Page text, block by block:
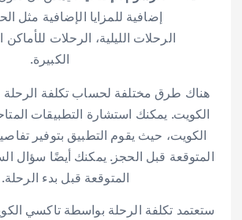
إضافية للمزايا الإضافية مثل
الرحلات الليلية، الرحلات للأماكن
الكبيرة.
هناك طرق مختلفة لحساب تكلفة
الكويت. يمكنك استشارة التطبيقات
الكويت، حيث يقوم التطبيق بتوفير
المتوقعة قبل الحجز. يمكنك أيضًا سؤال
المتوقعة قبل بدء الرحلة.
ستعتمد تكلفة الرحلة بواسطة تاكسي